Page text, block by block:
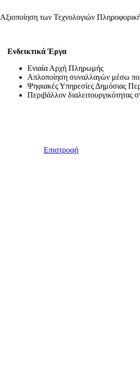
Αξιοποίηση των Τεχνολογιών
Ενδεικτικά Έργα
Ενιαία Αρχή Πληρωμής
Απλοποίηση συναλλαγών μέσω
Ψηφιακές Υπηρεσίες Δημόσιας
Περιβάλλον
Επιστροφή